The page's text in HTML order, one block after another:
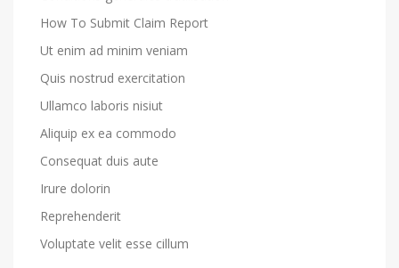
How To Submit Claim Report
Ut enim ad minim veniam
Quis nostrud exercitation
Ullamco laboris nisiut
Aliquip ex ea commodo
Consequat duis aute
Irure dolorin
Reprehenderit
Voluptate velit esse cillum